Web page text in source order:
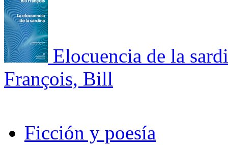
Elocuencia de la
François, Bill
Ficción y poesía